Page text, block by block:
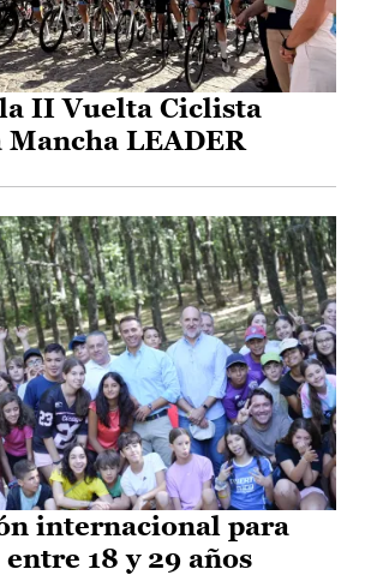
II Vuelta Ciclista
LEADER
internacional para
18 y 29 años